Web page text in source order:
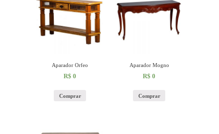
Aparador Orfeo
R$ 0
Comprar
Aparador Mogno
R$ 0
Comprar